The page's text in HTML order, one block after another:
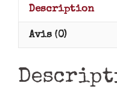
Description
Avis (0)